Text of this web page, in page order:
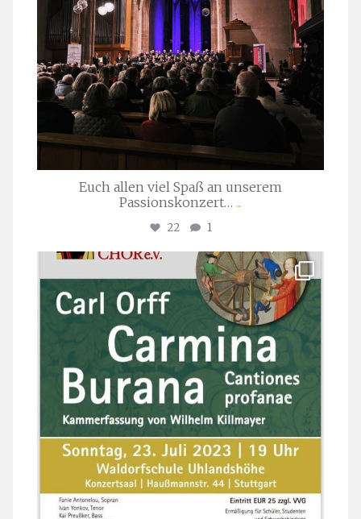
Euch allen viel Spaß an unserem
Passionskonzert… ...
22 1
stuttgarter_oratorienchor
Juli 22